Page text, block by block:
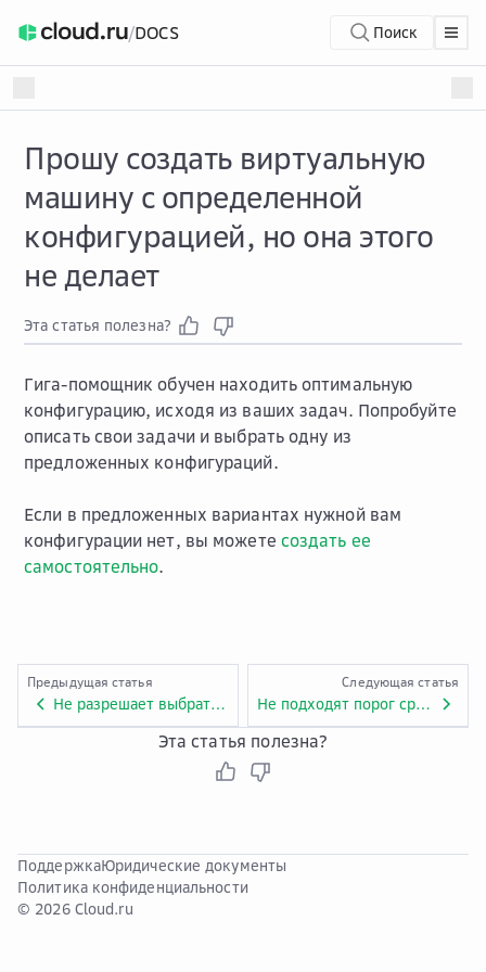
/DOCS Поиск
Прошу создать виртуальную
машину с определенной
конфигурацией, но она этого
не делает
Эта статья полезна?
Гига-помощник обучен находить оптимальную
конфигурацию, исходя из ваших задач. Попробуйте
описать свои задачи и выбрать одну из
предложенных конфигураций.
Если в предложенных вариантах нужной вам
конфигурации нет, вы можете создать ее
самостоятельно.
Предыдущая статья
Не разрешает выбрать SSH-ключ/IP-адрес из уже существующих
Следующая статья
Не подходят порог срабатывания алерта или уровень критичности, которые установил помощник
Эта статья полезна?
ПоддержкаЮридические документы
Политика конфиденциальности
© 2026 Cloud.ru